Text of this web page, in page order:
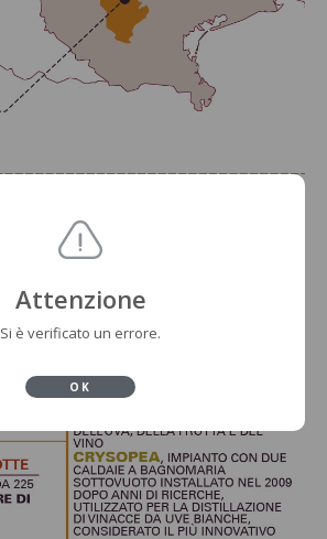
Attenzione
Si è verificato un errore.
OK